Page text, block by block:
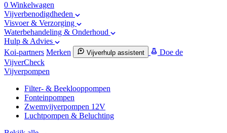
0 Winkelwagen
Vijverbenodigdheden
Visvoer & Verzorging
Waterbehandeling & Onderhoud
Hulp & Advies
Koi-partners Merken Vijverhulp assistent
Doe de
VijverCheck
Vijverpompen
Filter- & Beeklooppompen
Fonteinpompen
Zwemvijverpompen 12V
Luchtpompen & Beluchting